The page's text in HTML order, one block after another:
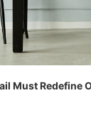
Must Redefine